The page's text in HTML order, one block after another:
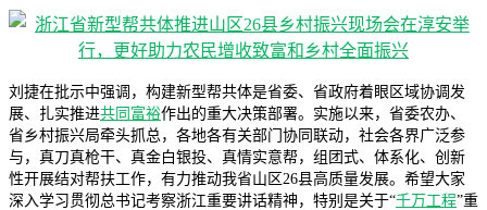
刘捷在批示中强调，构建新型帮共体是省委、省政府着眼区域协调发
展、扎实推进共同富裕作出的重大决策部署。实施以来，省委农办、
省乡村振兴局牵头抓总，各地各有关部门协同联动，社会各界广泛参
与，真刀真枪干、真金白银投、真情实意帮，组团式、体系化、创新
性开展结对帮扶工作，有力推动我省山区26县高质量发展。希望大家
深入学习贯彻总书记考察浙江重要讲话精神，特别是关于“千万工程”重